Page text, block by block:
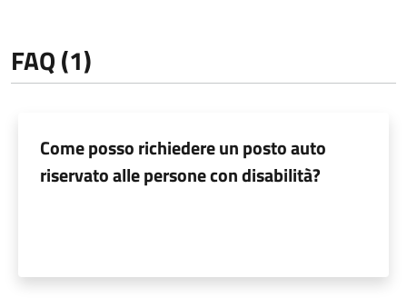
FAQ (1)
Come posso richiedere un posto auto
riservato alle persone con disabilità?